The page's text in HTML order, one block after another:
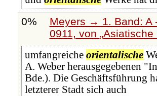
0%
Meyers → 1. Band: A
0911, von Asiatische
umfangreiche orientalische
A. Weber herausgegebenen
Bde.). Die Geschäftsführung
letzterer Stadt sich auch